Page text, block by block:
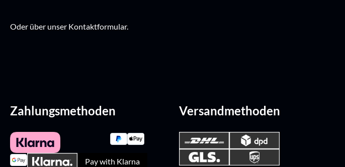
Oder über unser Kontaktformular.
Zahlungsmethoden
Pay with Klarna
Versandmethoden